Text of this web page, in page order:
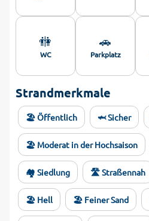
🚻
WC
🚗
Parkplatz
Strandmerkmale
🏖️ Öffentlich 🦈 Sicher
🏖️ Moderat in der Hochsaison
🏘️ Siedlung 🛣️ Straßennah
🏖️ Hell 🏖️ Feiner Sand